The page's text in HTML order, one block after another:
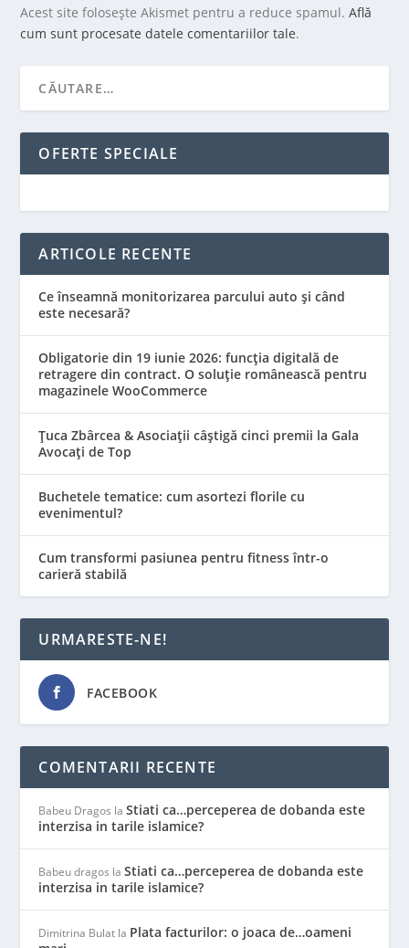
Acest site folosește Akismet pentru a reduce spamul.Află
cum sunt procesate datele comentariilor tale.
OFERTE SPECIALE
ARTICOLE RECENTE
Ce înseamnă monitorizarea parcului auto și când
este necesară?
Obligatorie din 19 iunie 2026: funcția digitală de
retragere din contract. O soluție românească pentru
magazinele WooCommerce
Țuca Zbârcea & Asociații câștigă cinci premii la Gala
Avocați de Top
Buchetele tematice: cum asortezi florile cu
evenimentul?
Cum transformi pasiunea pentru fitness într-o
carieră stabilă
URMARESTE-NE!
FACEBOOK
COMENTARII RECENTE
Babeu Dragos laStiati ca…perceperea de dobanda este
interzisa in tarile islamice?
Babeu dragos laStiati ca…perceperea de dobanda este
interzisa in tarile islamice?
Dimitrina Bulat la Plata facturilor: o joaca de…oameni